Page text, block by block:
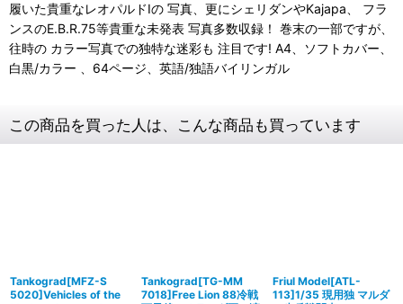
履いた貴重なレオパルドIの 写真、更にシェリダンやKajapa、 フラ
ンスのE.B.R.75等貴重な未発表 写真多数収録！ 巻末の一部ですが、
往時の カラー写真での独特な迷彩も 注目です! A4、ソフトカバー、
白黒/カラー 、64ページ、英語/独語バイリンガル
この商品を買った人は、こんな商品も買っています
Tankograd[MFZ-S
5020]Vehicles of the
Tankograd[TG-MM
7018]Free Lion 88冷戦
Friul Model[ATL-
113]1/35 現用独 マルダ